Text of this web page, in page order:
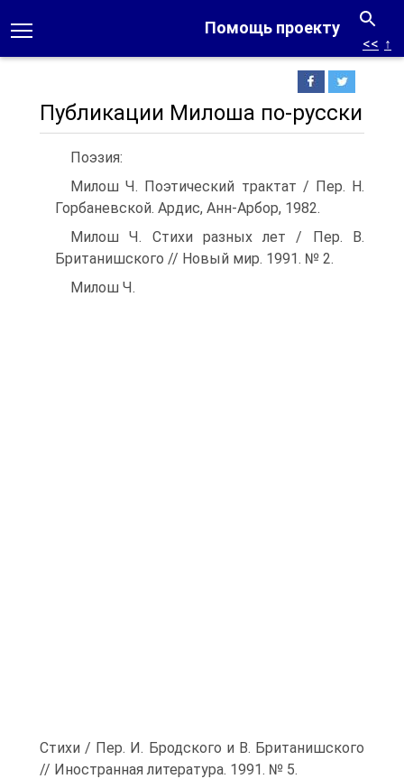
Помощь проекту
<< ↑
Публикации Милоша по-русски
Поэзия:
Милош Ч. Поэтический трактат / Пер. Н.
Горбаневской. Ардис, Анн-Арбор, 1982.
Милош Ч. Стихи разных лет / Пер. В.
Британишского // Новый мир. 1991. № 2.
Милош Ч.
Стихи / Пер. И. Бродского и В. Британишского
// Иностранная литература. 1991. № 5.